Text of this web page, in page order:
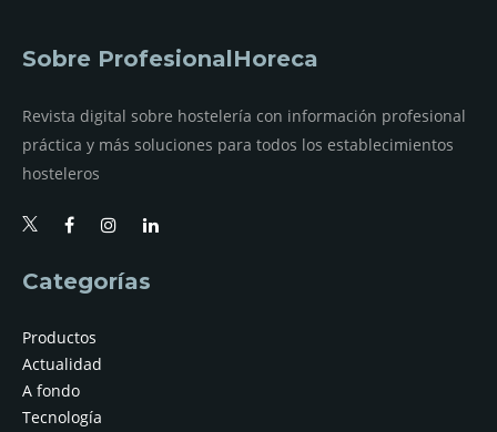
Sobre ProfesionalHoreca
Revista digital sobre hostelería con información profesional
práctica y más soluciones para todos los establecimientos
hosteleros
Categorías
Productos
Actualidad
A fondo
Tecnología